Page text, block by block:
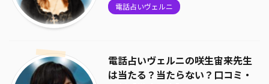
電話占いヴェルニ
電話占いヴェルニの咲生宙来先生
は当たる？当たらない？口コミ・